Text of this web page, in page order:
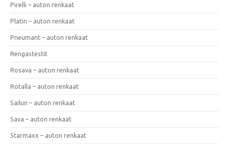
Pirelli – auton renkaat
Platin – auton renkaat
Pneumant – auton renkaat
Rengastestit
Rosava – auton renkaat
Rotalla – auton renkaat
Sailun – auton renkaat
Sava – auton renkaat
Starmaxx – auton renkaat